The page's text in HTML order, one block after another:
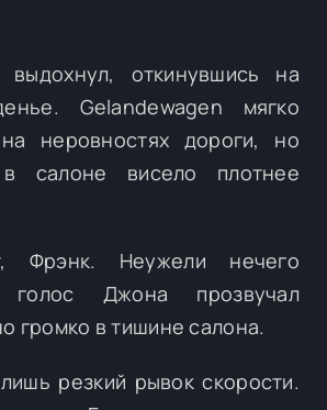
откинувшись на
Gelandewagen мягко
на неровностях дороги, но
салоне висело плотнее
Фрэнк. Неужели нечего
голос Джона прозвучал
громко в тишине салона.
резкий рывок скорости.